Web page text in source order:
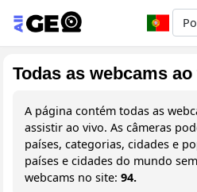
Todas as webcams
A página contém todas as
assistir ao vivo. As câmeras
países, categorias, cidades e
países e cidades do mundo
webcams no site: 94.